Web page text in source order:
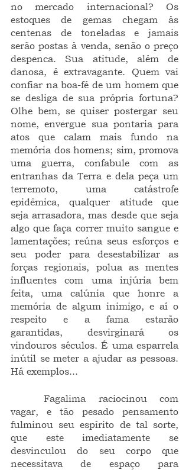
no mercado internacional? Os
estoques de gemas chegam às
centenas de toneladas e jamais
serão postas à venda, senão o preço
despenca. Sua atitude, além de
danosa, é extravagante. Quem vai
confiar na boa-fé de um homem que
se desliga de sua própria fortuna?
Olhe bem, se quiser postergar seu
nome, envergue sua pontaria para
atos que calam mais fundo na
memória dos homens; sim, promova
uma guerra, confabule com as
entranhas da Terra e dela peça um
terremoto, uma catástrofe
epidêmica, qualquer atitude que
seja arrasadora, mas desde que seja
algo que faça correr muito sangue e
lamentações; reúna seus esforços e
seu poder para desestabilizar as
forças regionais, polua as mentes
influentes com uma injúria bem
feita, uma calúnia que honre a
memória de algum inimigo, e aí o
respeito e a fama estarão
garantidas, desvirginará os
vindouros séculos. É uma esparrela
inútil se meter a ajudar as pessoas.
Há exemplos...
	Fagalima raciocinou com
vagar, e tão pesado pensamento
fulminou seu espírito de tal sorte,
que este imediatamente se
desvinculou do seu corpo que
necessitava de espaço para